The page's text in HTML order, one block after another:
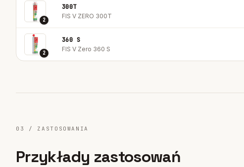
2
300T
FIS V ZERO 300T
2
360 S
FIS V Zero 360 S
03 / ZASTOSOWANIA
Przykłady zastosowań